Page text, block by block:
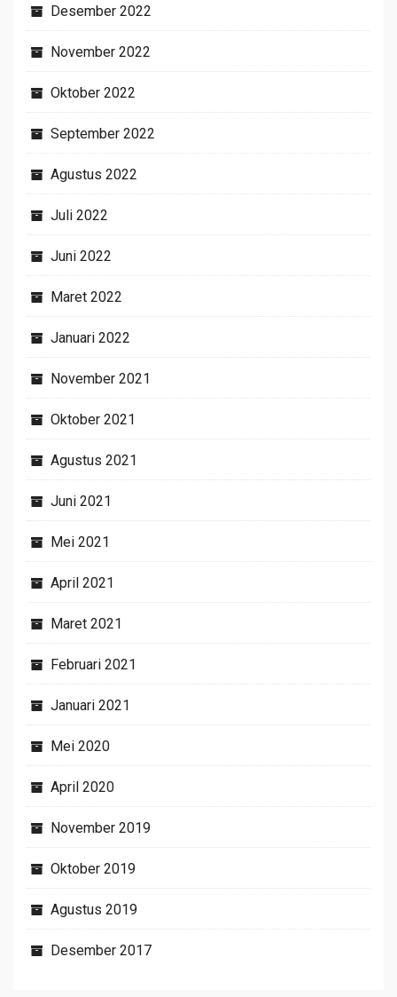
Desember 2022
November 2022
Oktober 2022
September 2022
Agustus 2022
Juli 2022
Juni 2022
Maret 2022
Januari 2022
November 2021
Oktober 2021
Agustus 2021
Juni 2021
Mei 2021
April 2021
Maret 2021
Februari 2021
Januari 2021
Mei 2020
April 2020
November 2019
Oktober 2019
Agustus 2019
Desember 2017